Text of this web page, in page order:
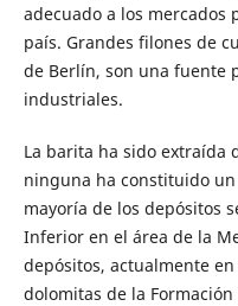
adecuado a los mercados
país. Grandes filones de
de Berlín, son una fuente
industriales.
La barita ha sido extraída
ninguna ha constituido
mayoría de los depósitos
Inferior en el área de la
depósitos, actualmente
dolomitas de la